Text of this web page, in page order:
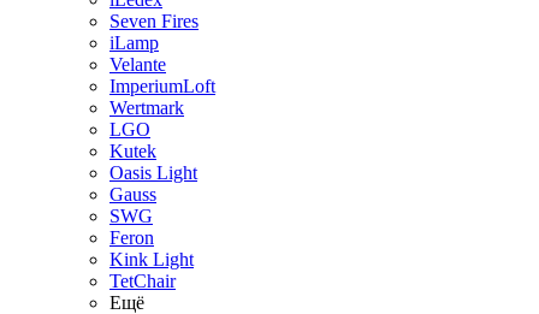
Seven Fires
iLamp
Velante
ImperiumLoft
Wertmark
LGO
Kutek
Oasis Light
Gauss
SWG
Feron
Kink Light
TetСhair
Ещё